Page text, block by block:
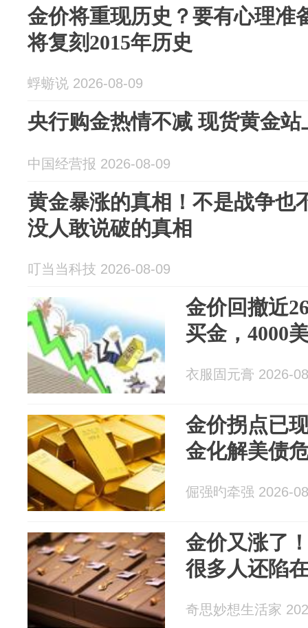
金价将重现历史？要有心理准
将复刻2015年历史
蜉蝣说 2026-08-09
央行购金热情不减 现货黄金站
中国经营报 2026-08-09
黄金暴涨的真相！不是战争也
没人敢说破的真相
叮当当科技 2026-08-09
金价回撤近
买金，4000
衣服固元膏 2026-
金价拐点已
金化解美债
倔强旳牵强 2026-
金价又涨了
很多人还陷
奇思妙想生活家